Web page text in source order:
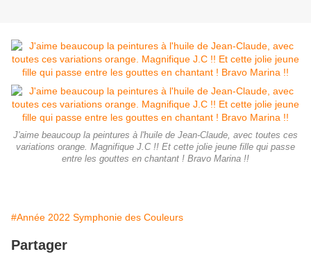
J'aime beaucoup la peintures à l'huile de Jean-Claude, avec toutes ces
variations orange. Magnifique J.C !! Et cette jolie jeune fille qui passe
entre les gouttes en chantant ! Bravo Marina !!
#Année 2022 Symphonie des Couleurs
Partager